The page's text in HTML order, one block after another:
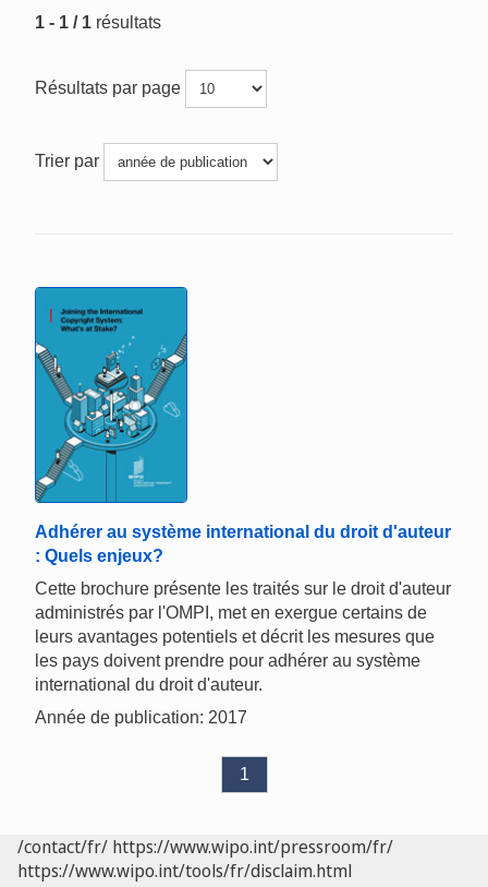
1 - 1 / 1 résultats
Résultats par page
Trier par
Adhérer au système international du droit d'auteur
: Quels enjeux?
Cette brochure présente les traités sur le droit d'auteur
administrés par l'OMPI, met en exergue certains de
leurs avantages potentiels et décrit les mesures que
les pays doivent prendre pour adhérer au système
international du droit d'auteur.
Année de publication: 2017
1
/contact/fr/ https://www.wipo.int/pressroom/fr/
https://www.wipo.int/tools/fr/disclaim.html